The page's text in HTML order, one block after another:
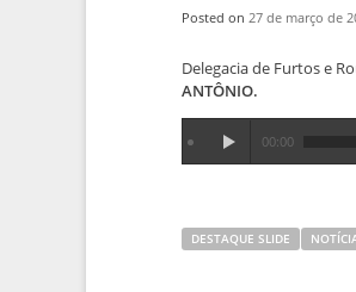
Posted on 27 de março de
Delegacia de Furtos e
ANTÔNIO.
00:00
DESTAQUE SLIDE